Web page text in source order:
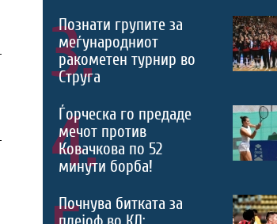
3.
Познати групите за
меѓународниот
ракометен турнир во
Струга
4.
Ѓорческа го предаде
мечот против
Ковачкова по 52
минути борба!
Почнува битката за